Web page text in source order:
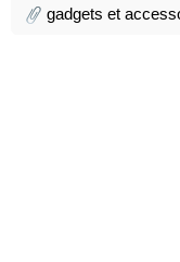
gadgets et